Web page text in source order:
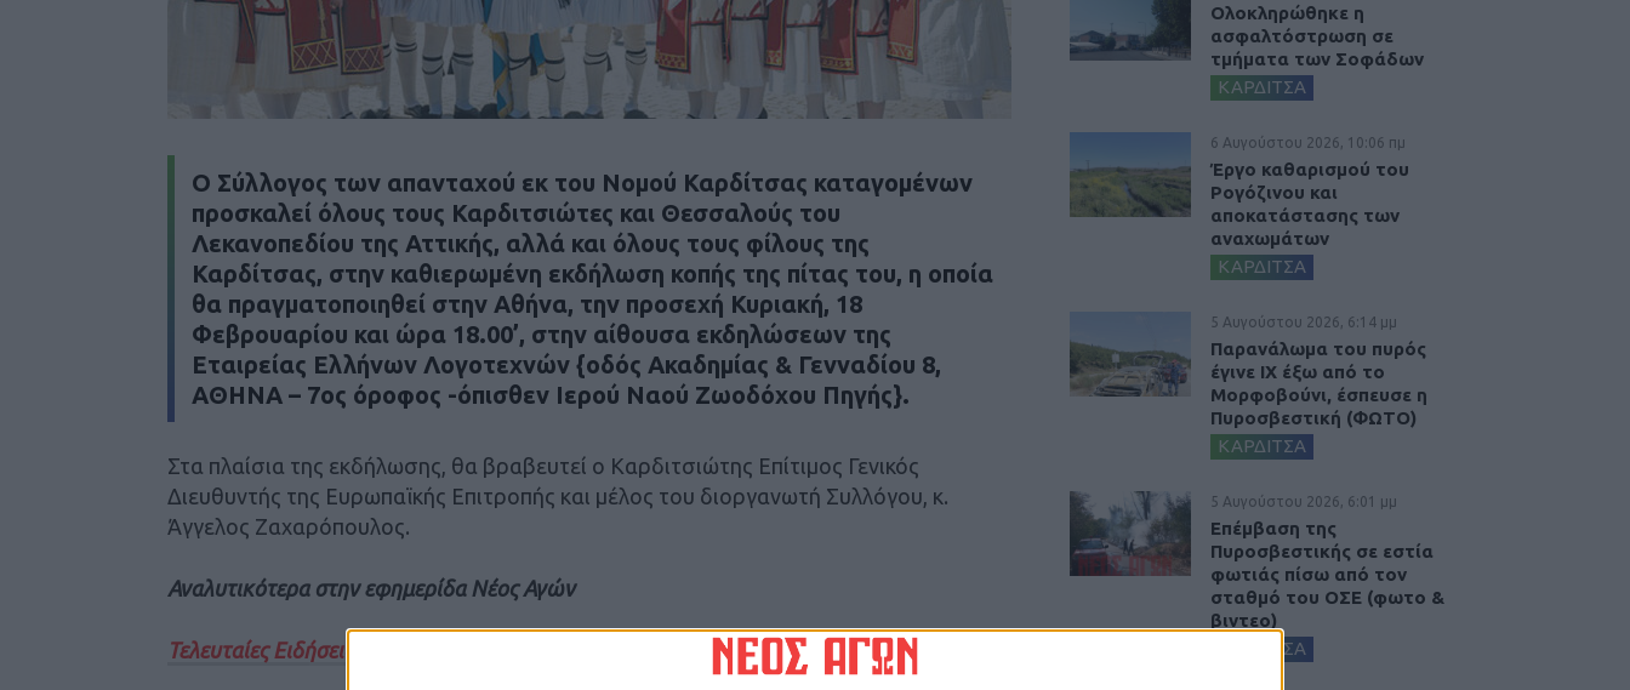
O Σύλλογος των απανταχού εκ του Νομού Καρδίτσας καταγομένων
προσκαλεί όλους τους Καρδιτσιώτες και Θεσσαλούς του
Λεκανοπεδίου της Αττικής, αλλά και όλους τους φίλους της
Καρδίτσας, στην καθιερωμένη εκδήλωση κοπής της πίτας του, η οποία
θα πραγματοποιηθεί στην Αθήνα, την προσεχή Κυριακή, 18
Φεβρουαρίου και ώρα 18.00’, στην αίθουσα εκδηλώσεων της
Εταιρείας Ελλήνων Λογοτεχνών {οδός Ακαδημίας & Γενναδίου 8,
ΑΘΗΝΑ – 7ος όροφος -όπισθεν Ιερού Ναού Ζωοδόχου Πηγής}.
Στα πλαίσια της εκδήλωσης, θα βραβευτεί o Καρδιτσιώτης Επίτιμος Γενικός
Διευθυντής της Ευρωπαϊκής Επιτροπής και μέλος του διοργανωτή Συλλόγου, κ.
Άγγελος Ζαχαρόπουλος.
Αναλυτικότερα στην εφημερίδα Νέος Αγών
Τελευταίες Ειδήσεις Σήμερα
Ολοκληρώθηκε η
ασφαλτόστρωση σε
τμήματα των Σοφάδων
ΚΑΡΔΙΤΣΑ
6 Αυγούστου 2026, 10:06 πμ
Έργο καθαρισμού του
Ρογόζινου και
αποκατάστασης των
αναχωμάτων
ΚΑΡΔΙΤΣΑ
5 Αυγούστου 2026, 6:14 μμ
Παρανάλωμα του πυρός
έγινε ΙΧ έξω από το
Μορφοβούνι, έσπευσε η
Πυροσβεστική (ΦΩΤΟ)
ΚΑΡΔΙΤΣΑ
5 Αυγούστου 2026, 6:01 μμ
Επέμβαση της
Πυροσβεστικής σε εστία
φωτιάς πίσω από τον
σταθμό του ΟΣΕ (φωτο &
βιντεο)
ΚΑΡΔΙΤΣΑ